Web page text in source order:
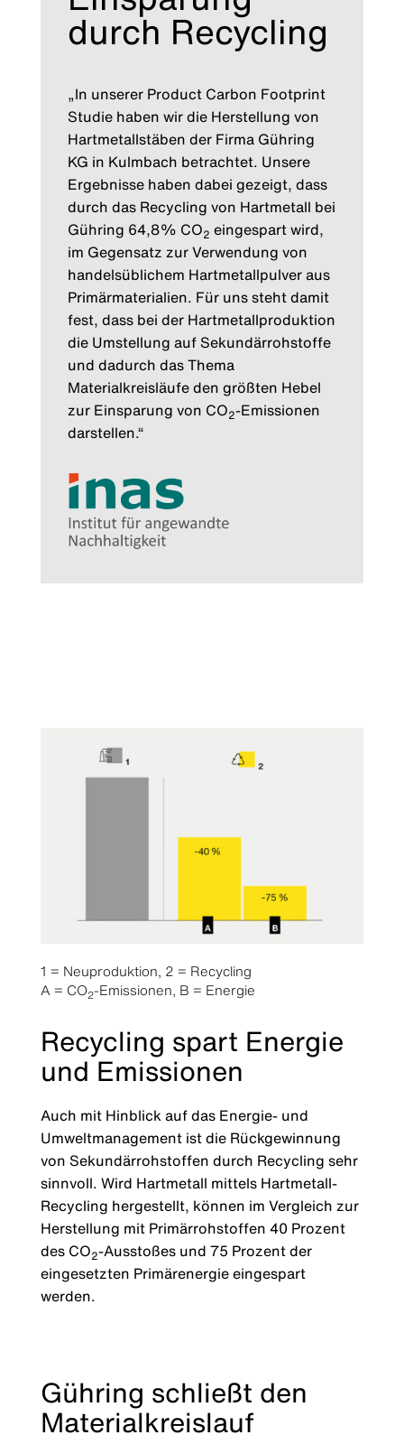
durch Recycling
„In unserer Product Carbon Footprint
Studie haben wir die Herstellung von
Hartmetallstäben der Firma Gühring
KG in Kulmbach betrachtet. Unsere
Ergebnisse haben dabei gezeigt, dass
durch das Recycling von Hartmetall bei
Gühring 64,8% CO2 eingespart wird,
im Gegensatz zur Verwendung von
handelsüblichem Hartmetallpulver aus
Primärmaterialien. Für uns steht damit
fest, dass bei der Hartmetallproduktion
die Umstellung auf Sekundärrohstoffe
und dadurch das Thema
Materialkreisläufe den größten Hebel
zur Einsparung von CO2-Emissionen
darstellen.“
1 = Neuproduktion, 2 = Recycling
A = CO2-Emissionen, B = Energie
Recycling spart Energie
und Emissionen
Auch mit Hinblick auf das Energie- und
Umweltmanagement ist die Rückgewinnung
von Sekundärrohstoffen durch Recycling sehr
sinnvoll. Wird Hartmetall mittels Hartmetall-
Recycling hergestellt, können im Vergleich zur
Herstellung mit Primärrohstoffen 40 Prozent
des CO2-Ausstoßes und 75 Prozent der
eingesetzten Primärenergie eingespart
werden.
Gühring schließt den
Materialkreislauf